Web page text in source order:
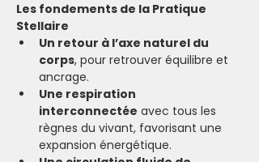
Les fondements de la Pratique
Stellaire
Un retour à l’axe naturel du
corps, pour retrouver équilibre et
ancrage.
Une respiration
interconnectée avec tous les
règnes du vivant, favorisant une
expansion énergétique.